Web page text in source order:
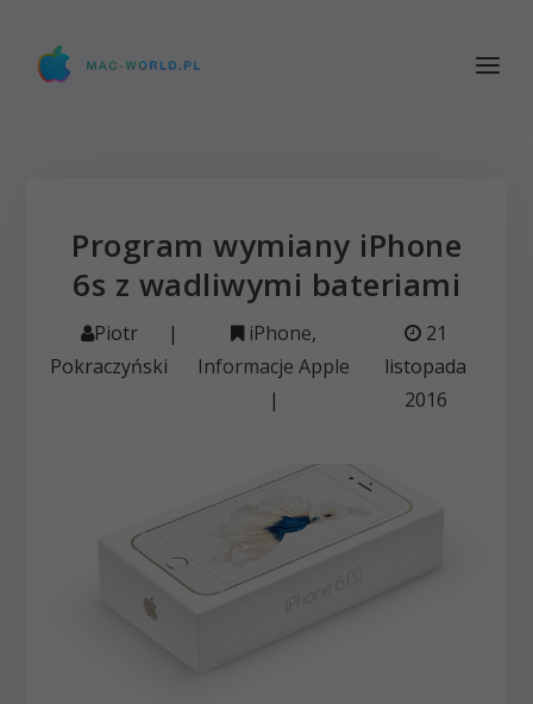
Program wymiany iPhone
6s z wadliwymi bateriami
Piotr
Pokraczyński
| iPhone,
Informacje Apple
|
21
listopada
2016